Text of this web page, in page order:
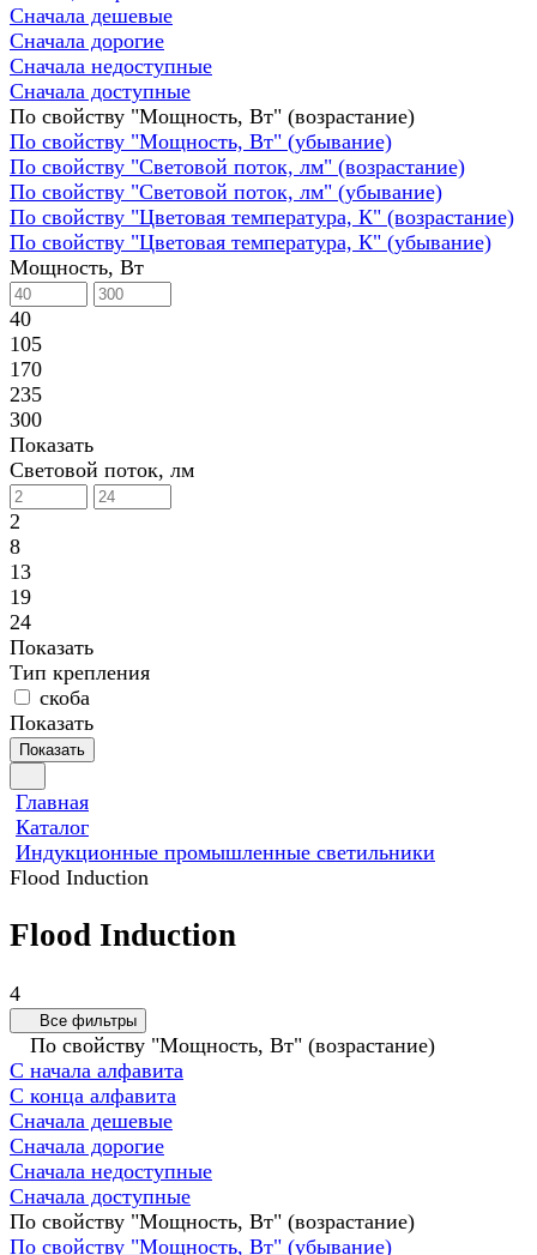
Сначала дешевые
Сначала дорогие
Сначала недоступные
Сначала доступные
По свойству "Мощность, Вт" (возрастание)
По свойству "Мощность, Вт" (убывание)
По свойству "Световой поток, лм" (возрастание)
По свойству "Световой поток, лм" (убывание)
По свойству "Цветовая температура, К" (возрастание)
По свойству "Цветовая температура, К" (убывание)
Мощность, Вт
40
105
170
235
300
Показать
Световой поток, лм
2
8
13
19
24
Показать
Тип крепления
скоба
Показать
Показать
Главная
Каталог
Индукционные промышленные светильники
Flood Induction
Flood Induction
4
Все фильтры
По свойству "Мощность, Вт" (возрастание)
С начала алфавита
С конца алфавита
Сначала дешевые
Сначала дорогие
Сначала недоступные
Сначала доступные
По свойству "Мощность, Вт" (возрастание)
По свойству "Мощность, Вт" (убывание)